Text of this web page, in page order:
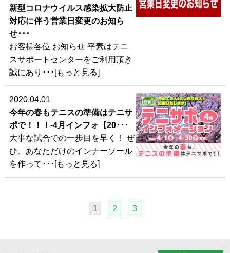
新型コロナウイルス感染拡大防止
対応に伴う営業日変更のお知ら
せ･･･
お客様各位 お知らせ 平素はテニ
スサポートセンターをご利用頂き
誠にあり･･･[もっと見る]
2020.04.01
今年の春もテニスの準備はテニサ
ポで！！！-4月インフォ【20･･･
大事な試合での一歩目を早く！ ぜ
ひ、あなただけのインナーソール
を作って･･･[もっと見る]
1 2 3